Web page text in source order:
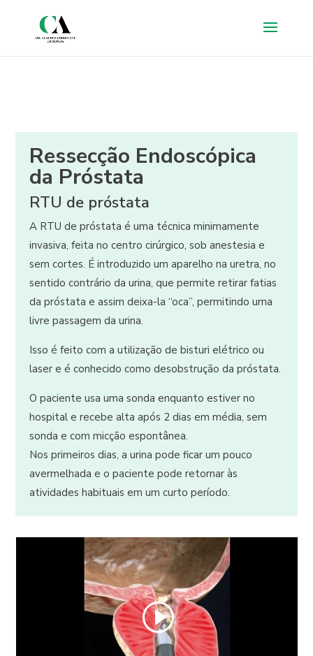
Ressecção Endoscópica
da Próstata
RTU de próstata
A RTU de próstata é uma técnica minimamente
invasiva, feita no centro cirúrgico, sob anestesia e
sem cortes. É introduzido um aparelho na uretra, no
sentido contrário da urina, que permite retirar fatias
da próstata e assim deixa-la “oca”, permitindo uma
livre passagem da urina.
Isso é feito com a utilização de bisturi elétrico ou
laser e é conhecido como desobstrução da próstata.
O paciente usa uma sonda enquanto estiver no
hospital e recebe alta após 2 dias em média, sem
sonda e com micção espontânea.
Nos primeiros dias, a urina pode ficar um pouco
avermelhada e o paciente pode retornar às
atividades habituais em um curto período.